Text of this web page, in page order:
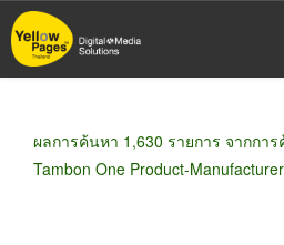
ข้าม
ไป
ผลการค้นหา 1,630 รายการ จากกา
Tambon One Product-